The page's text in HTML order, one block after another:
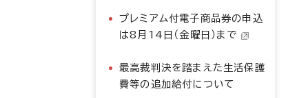
プレミアム付電子商品券の申込
は8月14日（金曜日）まで
最高裁判決を踏まえた生活保護
費等の追加給付について